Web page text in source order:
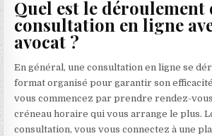
Quel est le déroulement
consultation en ligne
avocat ?
En général, une consultation en ligne se
format organisé pour garantir son
vous commencez par prendre rendez-
créneau horaire qui vous arrange le plus.
consultation, vous vous connectez à une